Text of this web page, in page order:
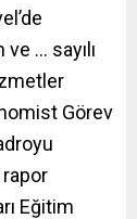
… sayılı
Görev
rapor
Eğitim